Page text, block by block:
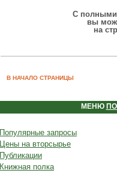
С полными
вы
на
В НАЧАЛО СТРАНИЦЫ
МЕНЮ
Популярные запросы
Цены на вторсырье
Публикации
Книжная полка